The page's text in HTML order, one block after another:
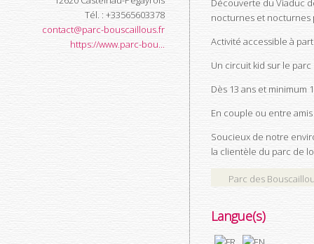
Tél. : +33565603378
contact@parc-bouscaillous.fr
https://www.parc-bou...
Découverte du Viaduc
nocturnes et nocturnes
Activité accessible à
Un circuit kid sur le
Dès 13 ans et minimum
En couple ou entre
Soucieux de notre
la clientèle du parc de
Parc des
Langue(s)